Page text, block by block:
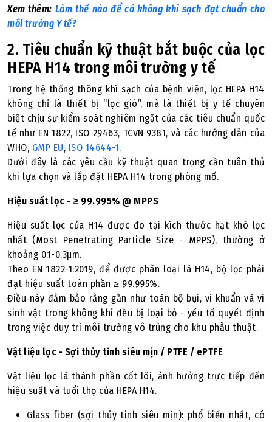
Xem thêm: Làm thế nào để có không khí sạch đạt chuẩn cho
môi trường Y tế?
2. Tiêu chuẩn kỹ thuật bắt buộc của lọc
HEPA H14 trong môi trường y tế
Trong hệ thống thông khí sạch của bệnh viện, lọc HEPA H14
không chỉ là thiết bị “lọc gió”, mà là thiết bị y tế chuyên
biệt chịu sự kiểm soát nghiêm ngặt của các tiêu chuẩn quốc
tế như EN 1822, ISO 29463, TCVN 9381, và các hướng dẫn của
WHO, GMP EU, ISO 14644-1.
Dưới đây là các yêu cầu kỹ thuật quan trọng cần tuân thủ
khi lựa chọn và lắp đặt HEPA H14 trong phòng mổ.
Hiệu suất lọc - ≥ 99.995% @ MPPS
Hiệu suất lọc của H14 được đo tại kích thước hạt khó lọc
nhất (Most Penetrating Particle Size - MPPS), thường ở
khoảng 0.1-0.3µm.
Theo EN 1822-1:2019, để được phân loại là H14, bộ lọc phải
đạt hiệu suất toàn phần ≥ 99.995%.
Điều này đảm bảo rằng gần như toàn bộ bụi, vi khuẩn và vi
sinh vật trong không khí đều bị loại bỏ - yếu tố quyết định
trong việc duy trì môi trường vô trùng cho khu phẫu thuật.
Vật liệu lọc - Sợi thủy tinh siêu mịn / PTFE / ePTFE
Vật liệu lọc là thành phần cốt lõi, ảnh hưởng trực tiếp đến
hiệu suất và tuổi thọ của HEPA H14.
Glass fiber (sợi thủy tinh siêu mịn): phổ biến nhất, có